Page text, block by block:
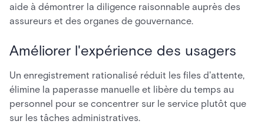
aide à démontrer la diligence raisonnable auprès des
assureurs et des organes de gouvernance.
Améliorer l'expérience des usagers
Un enregistrement rationalisé réduit les files d'attente,
élimine la paperasse manuelle et libère du temps au
personnel pour se concentrer sur le service plutôt que
sur les tâches administratives.